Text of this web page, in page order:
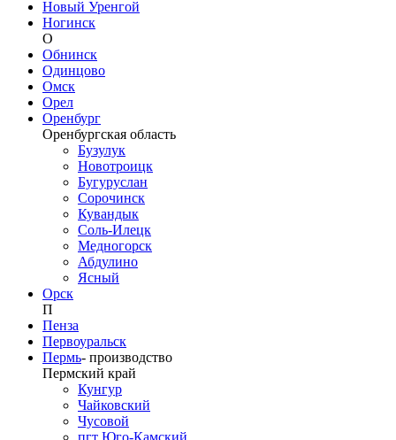
Новый Уренгой
Ногинск
О
Обнинск
Одинцово
Омск
Орел
Оренбург
Оренбургская область
Бузулук
Новотроицк
Бугуруслан
Сорочинск
Кувандык
Соль-Илецк
Медногорск
Абдулино
Ясный
Орск
П
Пенза
Первоуральск
Пермь- производство
Пермский край
Кунгур
Чайковский
Чусовой
пгт Юго-Камский